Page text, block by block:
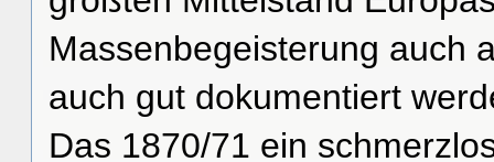
Massenbegeisterung auch
auch gut dokumentiert
Das 1870/71 ein